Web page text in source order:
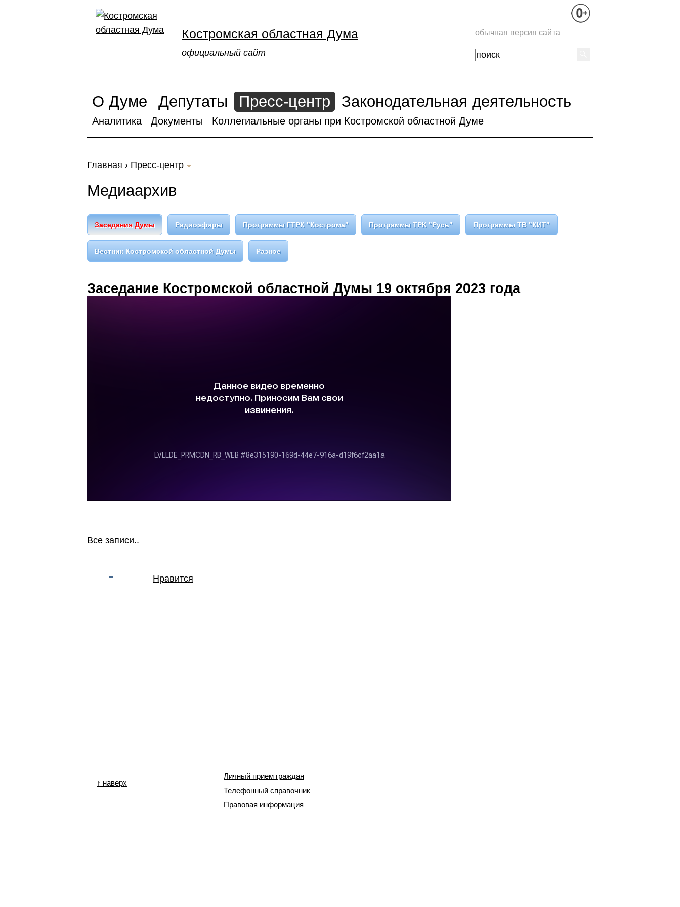
Костромская областная Дума
официальный сайт
обычная версия сайта
О Думе Депутаты Пресс-центр Законодательная деятельность
Аналитика Документы Коллегиальные органы при Костромской областной Думе
Главная › Пресс-центр
Медиаархив
Заседания Думы Радиоэфиры Программы ГТРК "Кострома" Программы ТРК "Русь" Программы ТВ "КИТ"
Вестник Костромской областной Думы Разное
Заседание Костромской областной Думы 19 октября 2023 года
Все записи..
Нравится
↑ наверх
Личный прием граждан
Телефонный справочник
Правовая информация